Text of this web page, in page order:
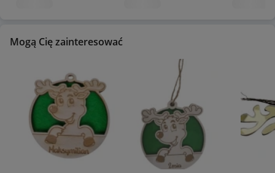
Mogą Cię zainteresować